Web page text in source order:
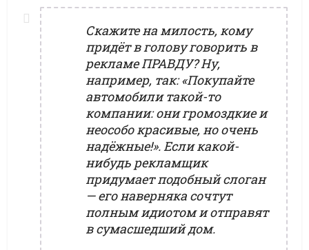
Скажите на милость, кому
придёт в голову говорить в
рекламе ПРАВДУ? Ну,
например, так: «Покупайте
автомобили такой-то
компании: они громоздкие и
неособо красивые, но очень
надёжные!». Если какой-
нибудь рекламщик
придумает подобный слоган
— его наверняка сочтут
полным идиотом и отправят
в сумасшедший дом.